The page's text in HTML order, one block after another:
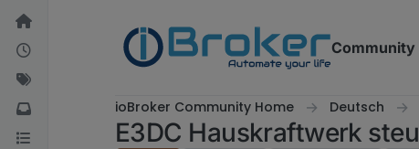
Weiter zum Inhalt
Community
ioBroker Community Home Deutsch
E3DC Hauskraftwerk